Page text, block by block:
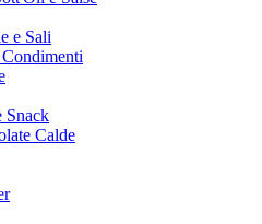
e Sali
Snack
Calde